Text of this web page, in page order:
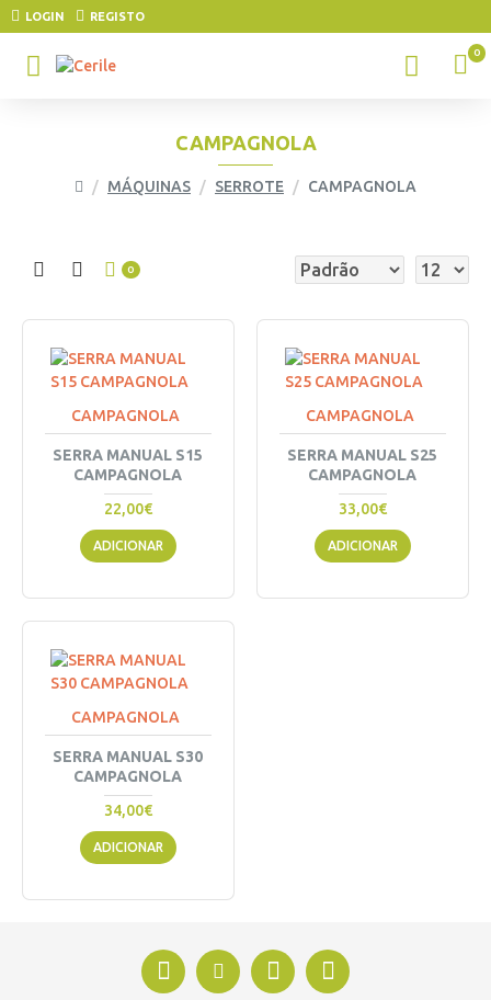
LOGIN REGISTO
0
MÁQUINAS SERROTE CAMPAGNOLA
CAMPAGNOLA
0
CAMPAGNOLA
SERRA MANUAL S15
CAMPAGNOLA
22,00€
ADICIONAR
CAMPAGNOLA
SERRA MANUAL S25
CAMPAGNOLA
33,00€
ADICIONAR
CAMPAGNOLA
SERRA MANUAL S30
CAMPAGNOLA
34,00€
ADICIONAR